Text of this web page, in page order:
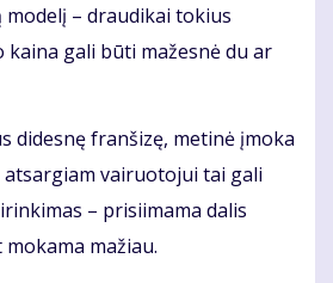
modelį – draudikai tokius
kaina gali būti mažesnė du ar
didesnę franšizę, metinė įmoka
atsargiam vairuotojui tai gali
– prisiimama dalis
mažiau.